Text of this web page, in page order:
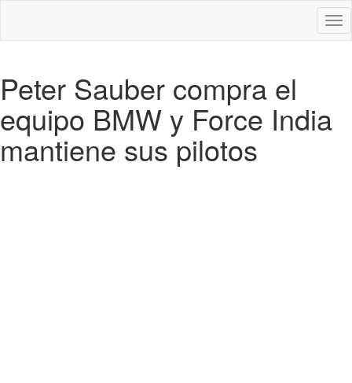
Peter Sauber compra el
equipo BMW y Force India
mantiene sus pilotos